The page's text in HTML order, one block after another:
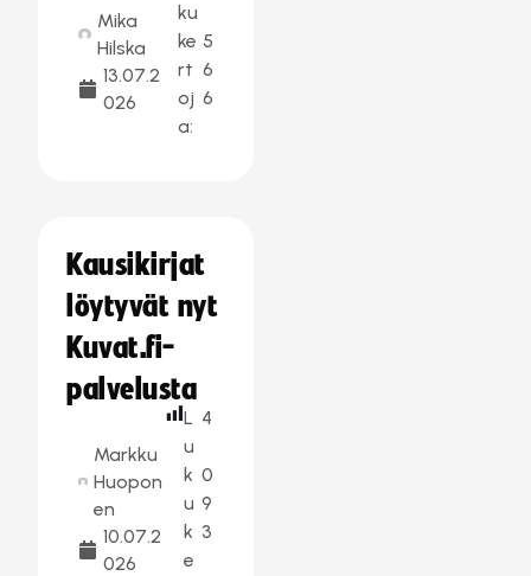
Mika
Hilska
13.07.2
026
ku
ke
rt
oj
a:
5
6
6
Kausikirjat
löytyvät nyt
Kuvat.fi-
palvelusta
Markku
Huopon
en
10.07.2
026
L
u
k
u
k
e
4
0
9
3